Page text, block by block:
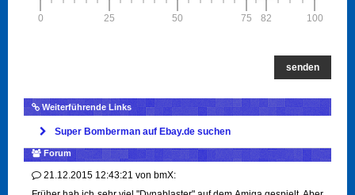
0 25 50 75 82 100
senden
Weiterführende Links
Super Bomberman auf Ebay.de suchen
Forum
21.12.2015 12:43:21 von bmX: